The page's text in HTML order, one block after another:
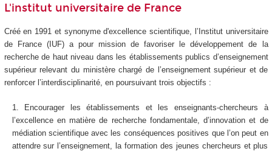
L'institut universitaire de France
Créé en 1991 et synonyme d'excellence scientifique, l’Institut universitaire
de France (IUF) a pour mission de favoriser le développement de la
recherche de haut niveau dans les établissements publics d’enseignement
supérieur relevant du ministère chargé de l’enseignement supérieur et de
renforcer l’interdisciplinarité, en poursuivant trois objectifs :
Encourager les établissements et les enseignants-chercheurs à
l’excellence en matière de recherche fondamentale, d’innovation et de
médiation scientifique avec les conséquences positives que l’on peut en
attendre sur l’enseignement, la formation des jeunes chercheurs et plus